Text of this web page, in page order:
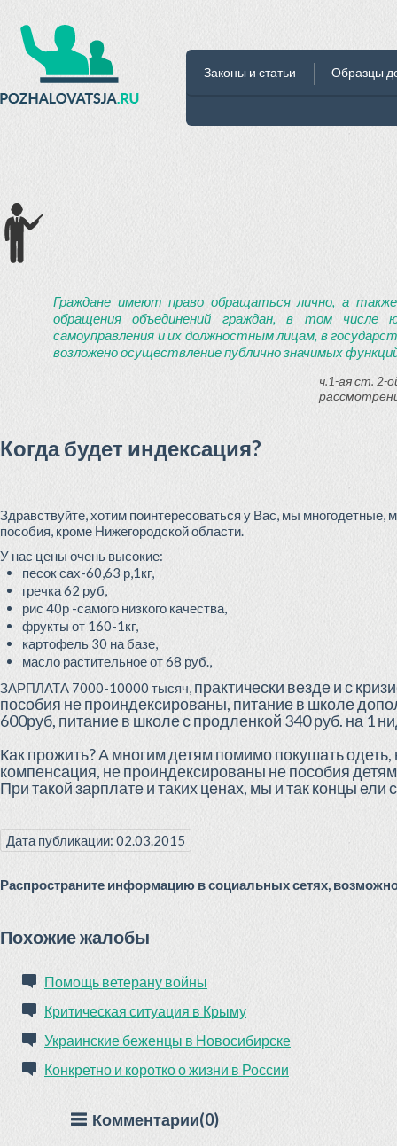
Законы и статьи Образцы
Граждане имеют право обращаться лично, а
обращения объединений граждан, в том числе
самоуправления и их должностным лицам, в
возложено осуществление публично значимых
ч.1-ая ст. 2-
Когда будет индексация?
Здравствуйте, хотим поинтересоваться у Вас, мы
пособия, кроме Нижегородской области.
У нас цены очень высокие:
песок сах-60,63 р,1кг,
гречка 62 руб,
рис 40р -самого низкого качества,
фрукты от 160-1кг,
картофель 30 на базе,
масло растительное от 68 руб.,
ЗАРПЛАТА 7000-10000 тысяч, практически везде и с
пособия не проиндексированы, питание в школе
600руб, питание в школе с продленкой 340 руб. на 1
Как прожить? А многим детям помимо покушать
компенсация, не проиндексированы не пособия
При такой зарплате и таких ценах, мы и так концы ели
Дата публикации: 02.03.2015
Распространите информацию в социальных сетях,
Похожие жалобы
Помощь ветерану войны
Критическая ситуация в Крыму
Украинские беженцы в Новосибирске
Конкретно и коротко о жизни в России
Комментарии(0)